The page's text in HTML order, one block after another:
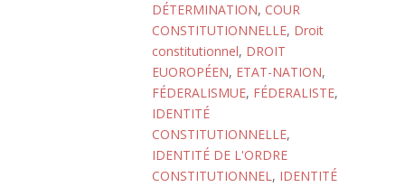
DÉTERMINATION, COUR
CONSTITUTIONNELLE, Droit
constitutionnel, DROIT
EUOROPÉEN, ETAT-NATION,
FÉDERALISMUE, FÉDERALISTE,
IDENTITÉ
CONSTITUTIONNELLE,
IDENTITÉ DE L'ORDRE
CONSTITUTIONNEL, IDENTITÉ